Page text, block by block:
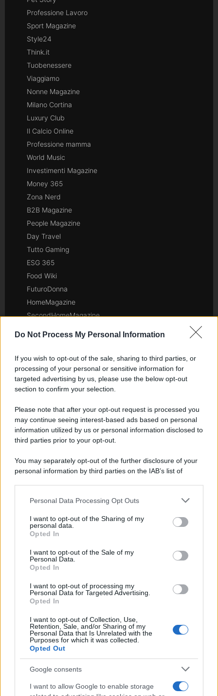
Do Not Process My Personal Information
If you wish to opt-out of the sale, sharing to third parties, or
processing of your personal or sensitive information for
targeted advertising by us, please use the below opt-out
section to confirm your selection.
Please note that after your opt-out request is processed you
may continue seeing interest-based ads based on personal
information utilized by us or personal information disclosed to
third parties prior to your opt-out.
You may separately opt-out of the further disclosure of your
personal information by third parties on the IAB’s list of
This information may also be disclosed by us to third parties
disclose it to other third parties.
Please note that this website/app uses one or more Google
services and may gather and store information including but
not limited to your visit or usage behaviour. You may click to
grant or deny consent to Google and its third-party tags to
consent section.
Personal Data Processing Opt Outs
I want to opt-out of the Sharing of my
personal data.
Opted In
I want to opt-out of the Sale of my
Personal Data.
Opted In
I want to opt-out of processing my
Personal Data for Targeted Advertising.
Opted In
I want to opt-out of Collection, Use,
Retention, Sale, and/or Sharing of my
Personal Data that Is Unrelated with the
Purposes for which it was collected.
Opted Out
Google consents
I want to allow Google to enable storage
Professione Lavoro
Sport Magazine
Style24
Think.it
Tuobenessere
Viaggiamo
Nonne Magazine
Milano Cortina
Luxury Club
Il Calcio Online
Professione mamma
World Music
Investimenti Magazine
Money 365
Zona Nerd
B2B Magazine
People Magazine
Day Travel
Tutto Gaming
ESG 365
Food Wiki
FuturoDonna
HomeMagazine
SecondHomeMagazine
Spagna e America Latina
Actualidad
Investindo 365
Think.es
Viajar 365
Pet Story
Encocina
Nord America
Womanmagazine
Investing Plus
Newz US
Newz California
Newz Texas
Newz Florida
Newz Pennsylvania
Newz Illinois
Newz Ohio
Hig Tech Mag
Scoop Mag